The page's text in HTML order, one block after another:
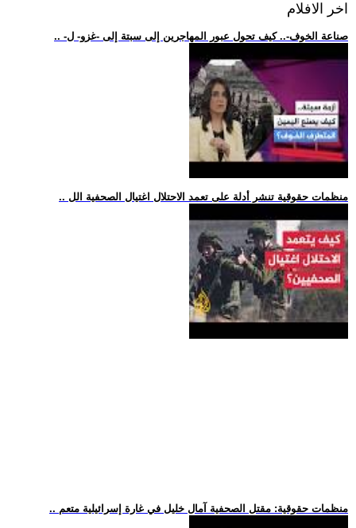
اخر الافلام
.. -صناعة الخوف-.. كيف تحول عبور المهاجرين إلى سبتة إلى -غزو- ل
.. منظمات حقوقية تنشر أدلة على تعمد الاحتلال اغتيال الصحفية الل
.. منظمات حقوقية: مقتل الصحفية آمال خليل في غارة إسرائيلية متعم